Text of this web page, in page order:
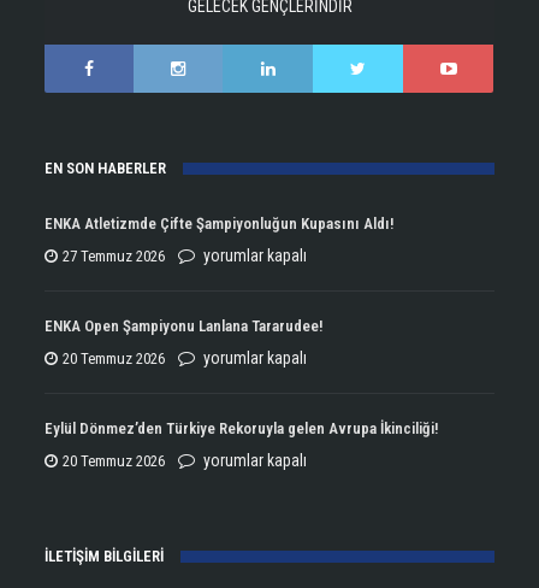
GELECEK GENÇLERİNDİR
EN SON HABERLER
ENKA Atletizmde Çifte Şampiyonluğun Kupasını Aldı!
27 Temmuz 2026
ENKA
Çifte
Şampiyonluğun
yorumlar kapalı
ENKA Open Şampiyonu Lanlana Tararudee!
20 Temmuz 2026
ENKA
Şampiyonu
Lanlana
yorumlar kapalı
Eylül Dönmez’den Türkiye Rekoruyla gelen Avrupa İkinciliği!
20 Temmuz 2026
Eylül
Rekoruyla
yorumlar kapalı
İLETİŞİM BİLGİLERİ